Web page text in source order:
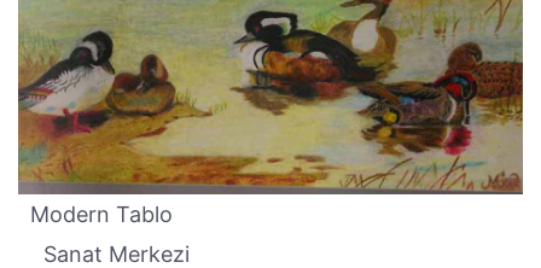
Modern Tablo
Sanat Merkezi